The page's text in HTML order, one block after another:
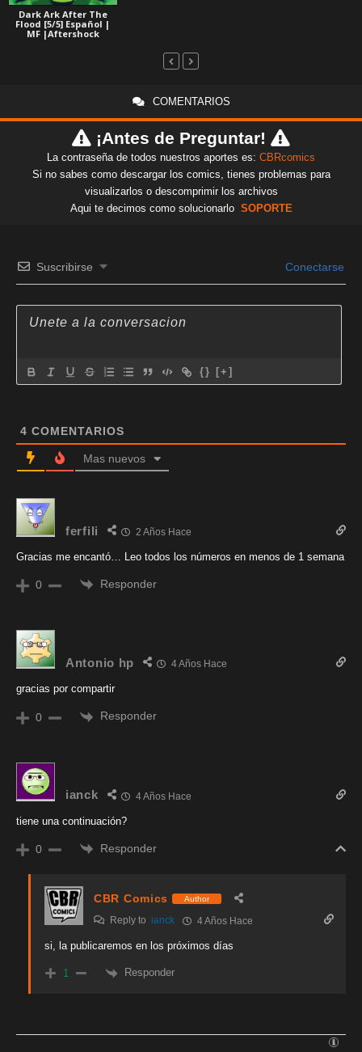
Dark Ark After The
Flood [5/5] Español |
MF |Aftershock
COMENTARIOS
¡Antes de Preguntar!
La contraseña de todos nuestros aportes es: CBRcomics
Si no sabes como descargar los comics, tienes problemas para
visualizarlos o descomprimir los archivos
Aqui te decimos como solucionarlo SOPORTE
Suscribirse Conectarse
{} [+]
4 COMENTARIOS
Mas nuevos
ferfili 2 Años Hace
Gracias me encantó… Leo todos los números en menos de 1 semana
0 Responder
Antonio hp 4 Años Hace
gracias por compartir
0 Responder
ianck 4 Años Hace
tiene una continuación?
0 Responder
CBR Comics Author
Reply to ianck 4 Años Hace
si, la publicaremos en los próximos días
1 Responder